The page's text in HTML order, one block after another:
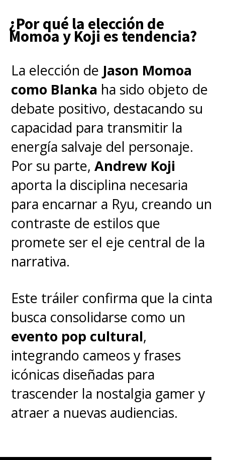
¿Por qué la elección de
Momoa y Koji es tendencia?
La elección de Jason Momoa
como Blanka ha sido objeto de
debate positivo, destacando su
capacidad para transmitir la
energía salvaje del personaje.
Por su parte,Andrew Koji
aporta la disciplina necesaria
para encarnar a Ryu, creando un
contraste de estilos que
promete ser el eje central de la
narrativa.
Este tráiler confirma que la cinta
busca consolidarse como un
evento pop cultural,
integrando cameos y frases
icónicas diseñadas para
trascender la nostalgia gamer y
atraer a nuevas audiencias.